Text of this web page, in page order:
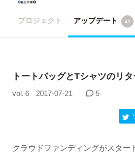
プロジェクト アップデート 41
トートバッグとTシャツのリ
vol. 6 2017-07-21 5
クラウドファンディングがスター